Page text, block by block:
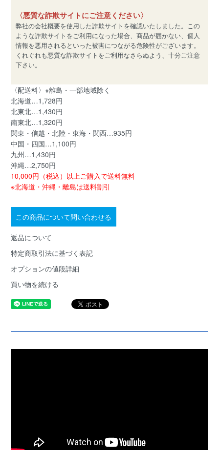
〈悪質な詐欺サイトにご注意ください〉
弊社の会社概要を使用した詐欺サイトを確認いたしました。この
ような詐欺サイトをご利用になった場合、商品が届かない、個人
情報を悪用されるといった被害につながる危険性がございます。
くれぐれも悪質な詐欺サイトをご利用なさらぬよう、十分ご注意
下さい。
〈配送料〉※離島・一部地域除く
北海道…1,728円
北東北…1,430円
南東北…1,320円
関東・信越・北陸・東海・関西…935円
中国・四国…1,100円
九州…1,430円
沖縄…2,750円
10,000円（税込）以上ご購入で送料無料
※北海道・沖縄・離島は送料割引
この商品について問い合わせる
返品について
特定商取引法に基づく表記
オプションの値段詳細
買い物を続ける